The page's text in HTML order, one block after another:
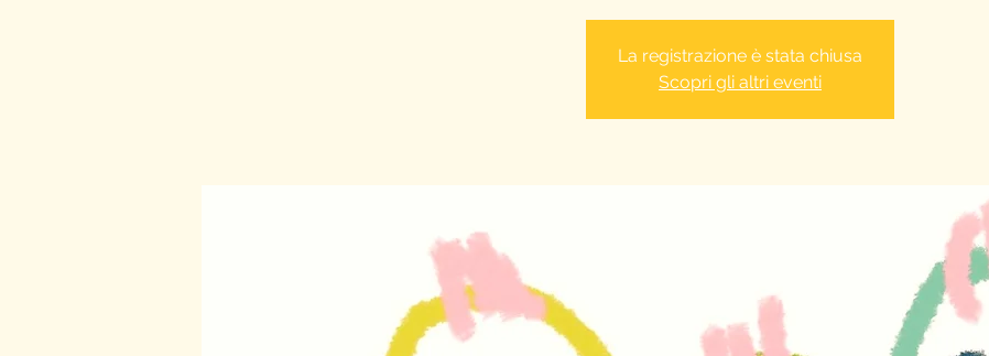
La registrazione è stata chiusa
Scopri gli altri eventi